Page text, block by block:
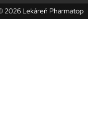
2026 Lekáreň Pharmatop